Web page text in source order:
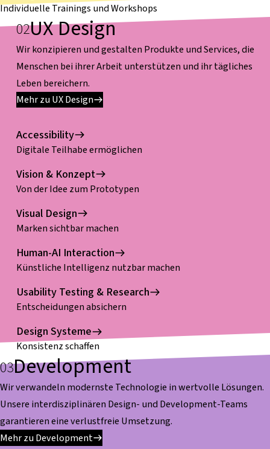
Individuelle Trainings und Workshops
UX Design
Wir konzipieren und gestalten Produkte und Services, die
Menschen bei ihrer Arbeit unterstützen und ihr tägliches
Leben bereichern.
Mehr zu UX Design
Accessibility
Digitale Teilhabe ermöglichen
Vision & Konzept
Von der Idee zum Prototypen
Visual Design
Marken sichtbar machen
Human-AI Interaction
Künstliche Intelligenz nutzbar machen
Usability Testing & Research
Entscheidungen absichern
Design Systeme
Konsistenz schaffen
Development
Wir verwandeln modernste Technologie in wertvolle Lösungen.
Unsere interdisziplinären Design- und Development-Teams
garantieren eine verlustfreie Umsetzung.
Mehr zu Development